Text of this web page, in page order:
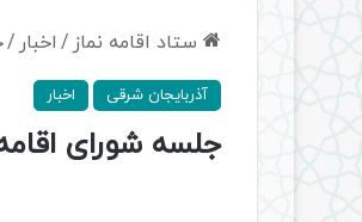
ستاد اقامه نماز / اخبار /
آذربایجان شرقی اخبار
جلسه شورای